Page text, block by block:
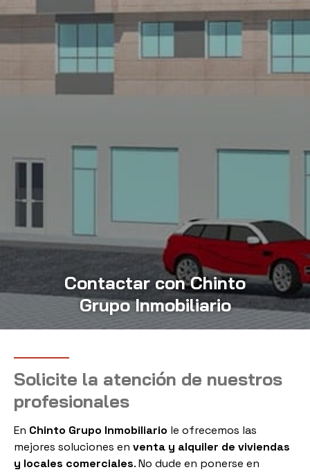
Contactar con Chinto
Grupo Inmobiliario
Solicite la atención de nuestros
profesionales
En Chinto Grupo Inmobiliario le ofrecemos las
mejores soluciones en venta y alquiler de viviendas
y locales comerciales. No dude en ponerse en